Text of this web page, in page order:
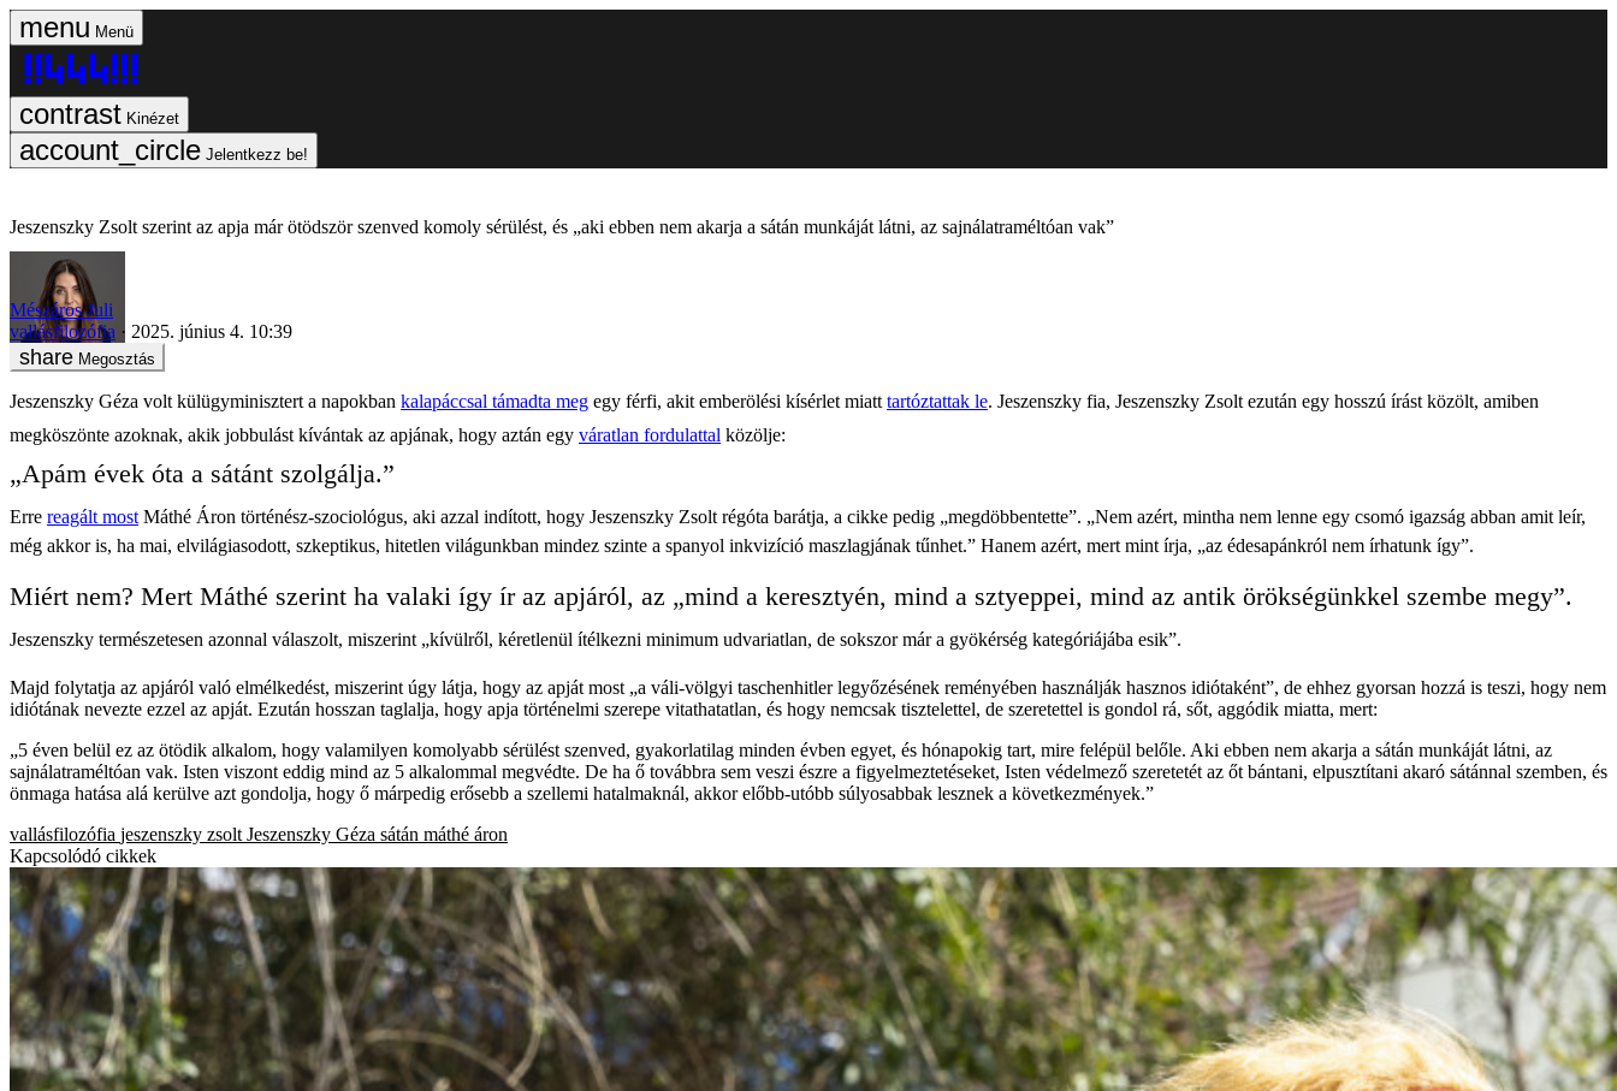
Menü
Kinézet
Jelentkezz be!
Jeszenszky Zsolt szerint az apja már ötödször szenved komoly sérülést, és „aki ebben nem akarja a sátán munkáját látni, az sajnálatraméltóan vak”
Mészáros Juli
vallásfilozófia
2025. június 4. 10:39
Megosztás
Jeszenszky Géza volt külügyminisztert a napokban kalapáccsal támadta meg egy férfi, akit emberölési kísérlet miatt tartóztattak le. Jeszenszky fia, Jeszenszky Zsolt ezután egy hosszú írást közölt, amiben
megköszönte azoknak, akik jobbulást kívántak az apjának, hogy aztán egy váratlan fordulattal közölje:
„Apám évek óta a sátánt szolgálja.”
Erre reagált most Máthé Áron történész-szociológus, aki azzal indított, hogy Jeszenszky Zsolt régóta barátja, a cikke pedig „megdöbbentette”. „Nem azért, mintha nem lenne egy csomó igazság abban amit leír,
még akkor is, ha mai, elvilágiasodott, szkeptikus, hitetlen világunkban mindez szinte a spanyol inkvizíció maszlagjának tűnhet.” Hanem azért, mert mint írja, „az édesapánkról nem írhatunk így”.
Miért nem? Mert Máthé szerint ha valaki így ír az apjáról, az „mind a keresztyén, mind a sztyeppei, mind az antik örökségünkkel szembe megy”.
Jeszenszky természetesen azonnal válaszolt, miszerint „kívülről, kéretlenül ítélkezni minimum udvariatlan, de sokszor már a gyökérség kategóriájába esik”.
Majd folytatja az apjáról való elmélkedést, miszerint úgy látja, hogy az apját most „a váli-völgyi taschenhitler legyőzésének reményében használják hasznos idiótaként”, de ehhez gyorsan hozzá is teszi, hogy nem
idiótának nevezte ezzel az apját. Ezután hosszan taglalja, hogy apja történelmi szerepe vitathatatlan, és hogy nemcsak tisztelettel, de szeretettel is gondol rá, sőt, aggódik miatta, mert:
„5 éven belül ez az ötödik alkalom, hogy valamilyen komolyabb sérülést szenved, gyakorlatilag minden évben egyet, és hónapokig tart, mire felépül belőle. Aki ebben nem akarja a sátán munkáját látni, az
sajnálatraméltóan vak. Isten viszont eddig mind az 5 alkalommal megvédte. De ha ő továbbra sem veszi észre a figyelmeztetéseket, Isten védelmező szeretetét az őt bántani, elpusztítani akaró sátánnal szemben, és
önmaga hatása alá kerülve azt gondolja, hogy ő márpedig erősebb a szellemi hatalmaknál, akkor előbb-utóbb súlyosabbak lesznek a következmények.”
vallásfilozófia jeszenszky zsolt Jeszenszky Géza sátán máthé áron
Kapcsolódó cikkek